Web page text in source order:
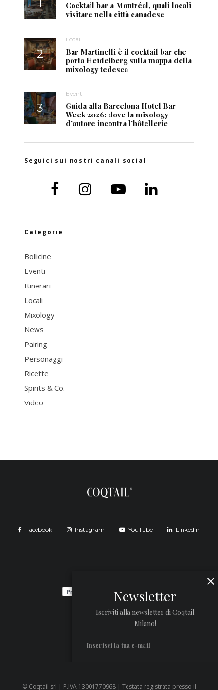
Cocktail bar a Montréal, quali locali
visitare nella città canadese
Locali
Bar Martinelli è il cocktail bar che
porta Heidelberg sulla mappa della
mixology tedesca
Eventi
Guida alla Barcelona Hotel Bar
Week 2026: dove la mixology
d’autore incontra l’hôtellerie
Seguici sui nostri canali social
Categorie
Bollicine
Eventi
Itinerari
Locali
Mixology
News
Pairing
Personaggi
Ricette
Spirits & Co.
Video
Facebook Instagram YouTube Linkedin
Newsletter
Iscriviti alla newsletter di Coqtail
Milano!
© Coqtail srl | P.IVA 13001770968 | Testata registrata presso il